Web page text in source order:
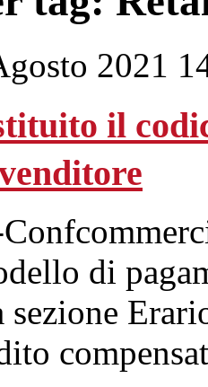
2021
il
di